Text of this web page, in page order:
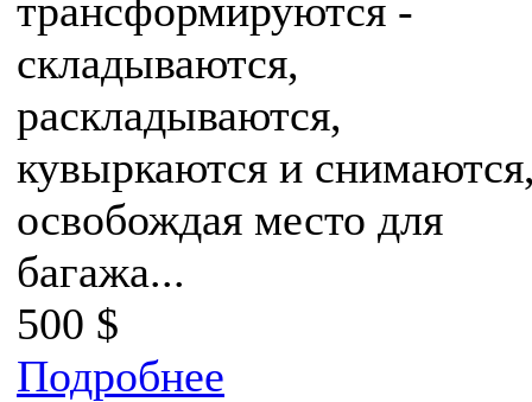
трансформируются -
складываются,
раскладываются,
кувыркаются и
освобождая место для
багажа...
500 $
Подробнее